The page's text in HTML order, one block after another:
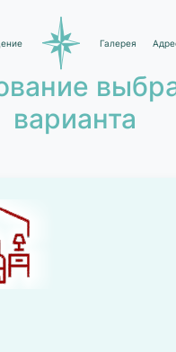
Галерея
варианта